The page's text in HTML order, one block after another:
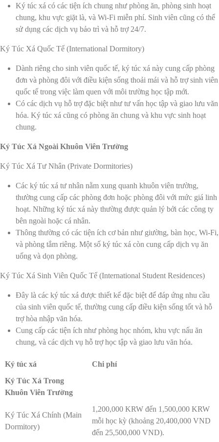
Ký túc xá có các tiện ích chung như phòng ăn, phòng sinh hoạt
chung, khu vực giặt là, và Wi-Fi miễn phí. Sinh viên cũng có thể
sử dụng các dịch vụ bảo trì và hỗ trợ 24/7.
Ký Túc Xá Quốc Tế (International Dormitory)
Dành riêng cho sinh viên quốc tế, ký túc xá này cung cấp phòng
đơn và phòng đôi với điều kiện sống thoải mái và hỗ trợ sinh viên
quốc tế trong việc làm quen với môi trường học tập mới.
Có các dịch vụ hỗ trợ đặc biệt như tư vấn học tập và giao lưu văn
hóa. Ký túc xá cũng có phòng ăn chung và khu vực sinh hoạt
chung.
Ký Túc Xá Ngoài Khuôn Viên Trường
Ký Túc Xá Tư Nhân (Private Dormitories)
Các ký túc xá tư nhân nằm xung quanh khuôn viên trường,
thường cung cấp các phòng đơn hoặc phòng đôi với mức giá linh
hoạt. Những ký túc xá này thường được quản lý bởi các công ty
bên ngoài hoặc cá nhân.
Thông thường có các tiện ích cơ bản như giường, bàn học, Wi-Fi,
và phòng tắm riêng. Một số ký túc xá còn cung cấp dịch vụ ăn
uống và dọn phòng.
Ký Túc Xá Sinh Viên Quốc Tế (International Student Residences)
Đây là các ký túc xá được thiết kế đặc biệt để đáp ứng nhu cầu
của sinh viên quốc tế, thường cung cấp điều kiện sống tốt và hỗ
trợ hòa nhập văn hóa.
Cung cấp các tiện ích như phòng học nhóm, khu vực nấu ăn
chung, và các dịch vụ hỗ trợ học tập và giao lưu văn hóa.
Ký túc xá
Chi phí
Ký Túc Xá Trong
Khuôn Viên Trường
Ký Túc Xá Chính (Main
Dormitory)
1,200,000 KRW đến 1,500,000 KRW
mỗi học kỳ (khoảng 20,400,000 VND
đến 25,500,000 VND).